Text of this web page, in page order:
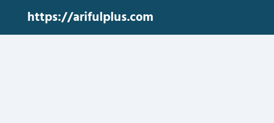
https://arifulplus.com